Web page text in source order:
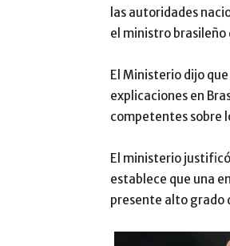
las autoridades
el ministro brasileño
El Ministerio dijo
explicaciones en
competentes sobre
El ministerio
establece que una
presente alto grado